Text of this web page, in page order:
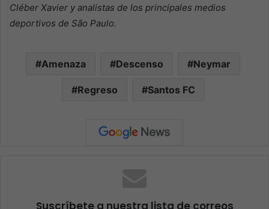
Cléber Xavier y analistas de los principales medios
deportivos de São Paulo.
Amenaza Descenso Neymar
Regreso Santos FC